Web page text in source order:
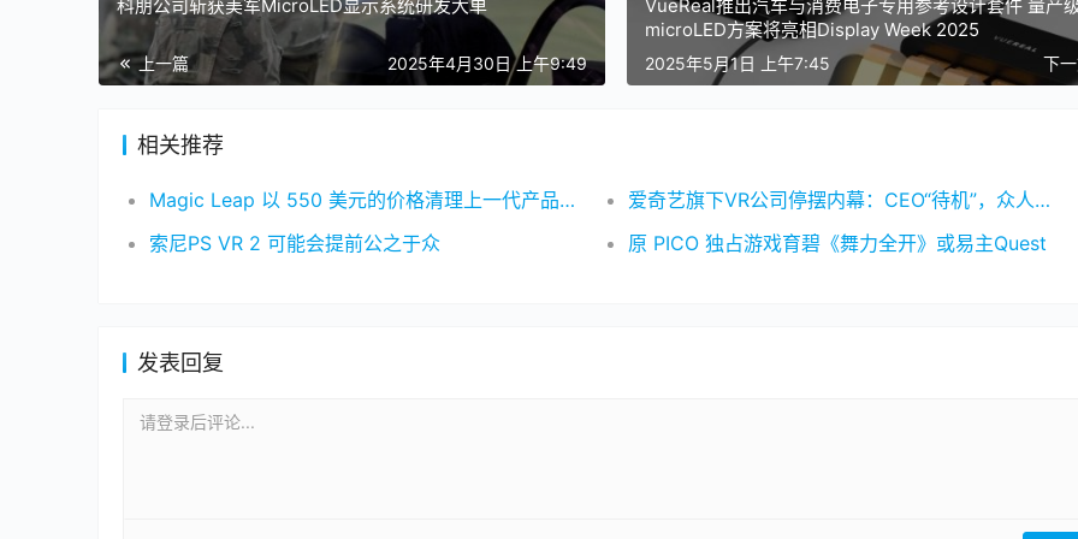
科朋公司斩获美军MicroLED显示系统研发大单
上一篇 2025年4月30日 上午9:49
​​VueReal推出汽车与消费电子专用参考设计套件 量产
microLED方案将亮相Display Week 2025​
下
2025年5月1日 上午7:45
相关推荐
Magic Leap 以 550 美元的价格清理上一代产品Magic Leap One
爱奇艺旗下VR公司停摆内幕：CEO“待机”，众人求龚宇无果，新裁员启动
索尼PS VR 2 可能会提前公之于众
原 PICO 独占游戏育碧《舞力全开》或易主Quest
发表回复
请登录后评论...